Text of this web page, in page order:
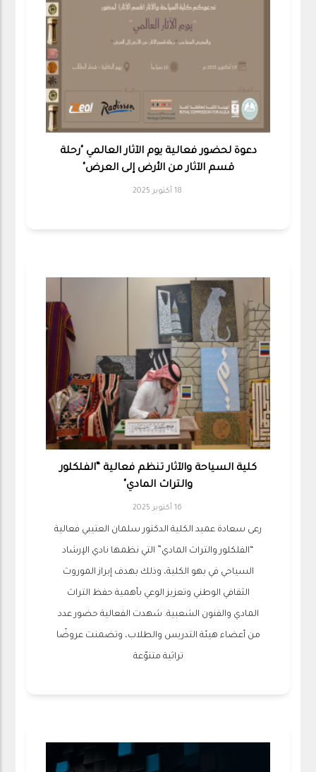
دعوة لحضور فعالية يوم الآثار العالمي "رحلة
قسم الآثار من الأرض إلى العرض"
18 أكتوبر 2025
كلية السياحة والآثار تنظم فعالية “الفلكلور
والتراث المادي"
16 أكتوبر 2025
رعى سعادة عميد الكلية الدكتور سلمان العتيبي فعالية
“الفلكلور والتراث المادي” التي نظمها نادي الإرشاد
السياحي في بهو الكلية، وذلك بهدف إبراز الموروث
الثقافي الوطني وتعزيز الوعي بأهمية حفظ التراث
المادي والفنون الشعبية. شهدت الفعالية حضور عدد
من أعضاء هيئة التدريس والطلاب، وتضمنت عروضًا
تراثية متنوّعة